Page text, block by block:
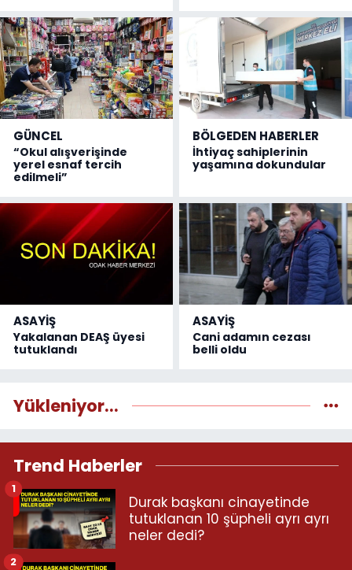
GÜNCEL
“Okul alışverişinde
yerel esnaf tercih
edilmeli”
BÖLGEDEN HABERLER
İhtiyaç sahiplerinin
yaşamına dokundular
ASAYİŞ
Yakalanan DEAŞ üyesi
tutuklandı
ASAYİŞ
Cani adamın cezası
belli oldu
Yükleniyor...
Trend Haberler
Durak başkanı cinayetinde
tutuklanan 10 şüpheli ayrı ayrı
neler dedi?
1
2